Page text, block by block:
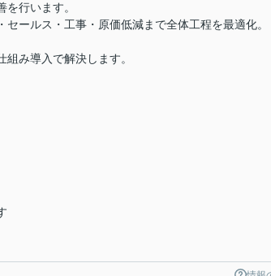
行います。
ールス・工事・原価低減まで全体工程を最適化。
み導入で解決します。